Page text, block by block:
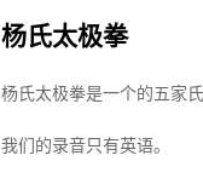
杨氏太极拳
杨氏太极拳是一个的五家
我们的录音只有英语。